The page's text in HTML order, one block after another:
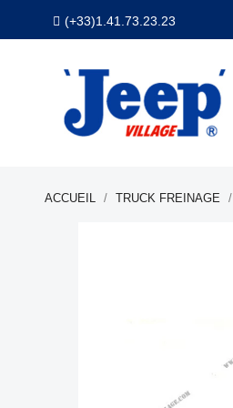
(+33)1.41.73.23.23
ACCUEIL TRUCK FREINAGE